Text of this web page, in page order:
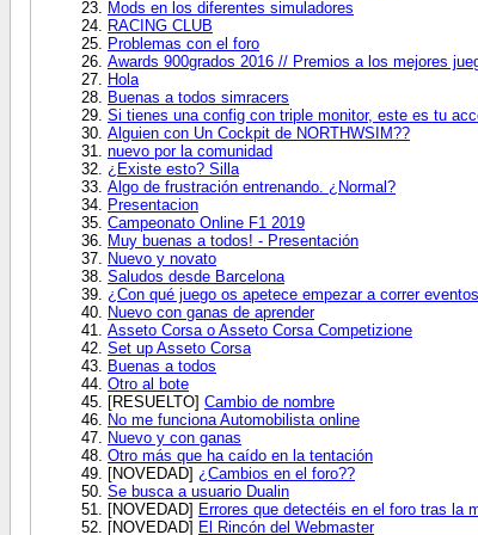
Mods en los diferentes simuladores
RACING CLUB
Problemas con el foro
Awards 900grados 2016 // Premios a los mejores
Hola
Buenas a todos simracers
Si tienes una config con triple monitor, este es tu
Alguien con Un Cockpit de NORTHWSIM??
nuevo por la comunidad
¿Existe esto? Silla
Algo de frustración entrenando. ¿Normal?
Presentacion
Campeonato Online F1 2019
Muy buenas a todos! - Presentación
Nuevo y novato
Saludos desde Barcelona
¿Con qué juego os apetece empezar a correr
Nuevo con ganas de aprender
Asseto Corsa o Asseto Corsa Competizione
Set up Asseto Corsa
Buenas a todos
Otro al bote
[RESUELTO] Cambio de nombre
No me funciona Automobilista online
Nuevo y con ganas
Otro más que ha caído en la tentación
[NOVEDAD] ¿Cambios en el foro??
Se busca a usuario Dualin
[NOVEDAD] Errores que detectéis en el foro tras la
[NOVEDAD] El Rincón del Webmaster